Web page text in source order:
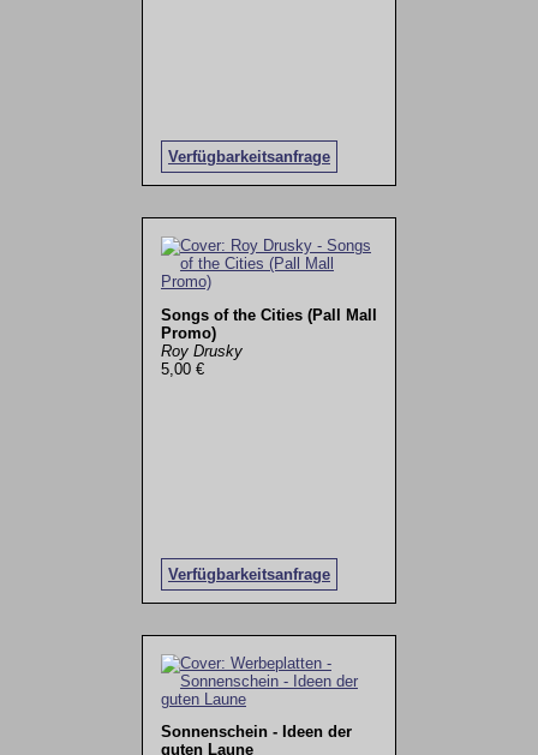
Verfügbarkeitsanfrage
Songs of the Cities (Pall Mall
Promo)
Roy Drusky
5,00 €
Verfügbarkeitsanfrage
Sonnenschein - Ideen der
guten Laune